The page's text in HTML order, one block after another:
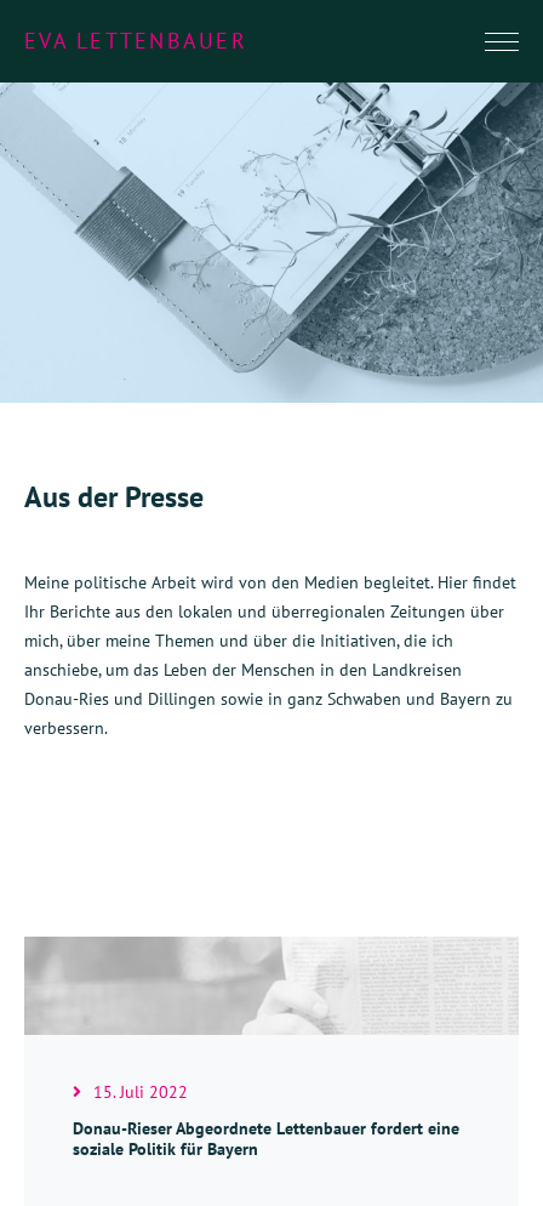
EVA LETTENBAUER
Aus der Presse
Meine politische Arbeit wird von den Medien begleitet. Hier findet
Ihr Berichte aus den lokalen und überregionalen Zeitungen über
mich, über meine Themen und über die Initiativen, die ich
anschiebe, um das Leben der Menschen in den Landkreisen
Donau-Ries und Dillingen sowie in ganz Schwaben und Bayern zu
verbessern.
15. Juli 2022
Donau-Rieser Abgeordnete Lettenbauer fordert eine
soziale Politik für Bayern